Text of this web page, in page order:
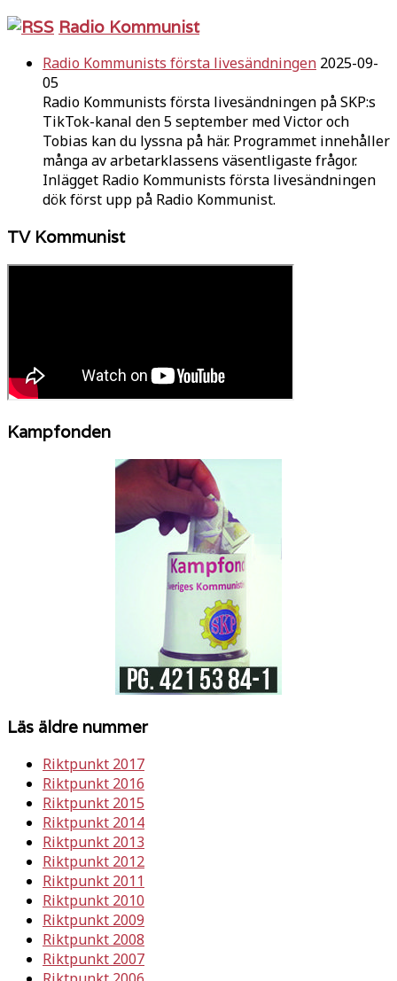
Radio Kommunist
Radio Kommunists första livesändningen 2025-09-
05
Radio Kommunists första livesändningen på SKP:s
TikTok-kanal den 5 september med Victor och
Tobias kan du lyssna på här. Programmet innehåller
många av arbetarklassens väsentligaste frågor.
Inlägget Radio Kommunists första livesändningen
dök först upp på Radio Kommunist.
TV Kommunist
Kampfonden
Läs äldre nummer
Riktpunkt 2017
Riktpunkt 2016
Riktpunkt 2015
Riktpunkt 2014
Riktpunkt 2013
Riktpunkt 2012
Riktpunkt 2011
Riktpunkt 2010
Riktpunkt 2009
Riktpunkt 2008
Riktpunkt 2007